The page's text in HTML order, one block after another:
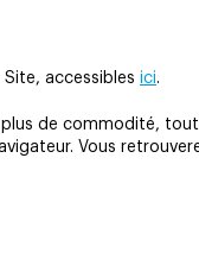
accessibles ici.
de commodité,
Vous